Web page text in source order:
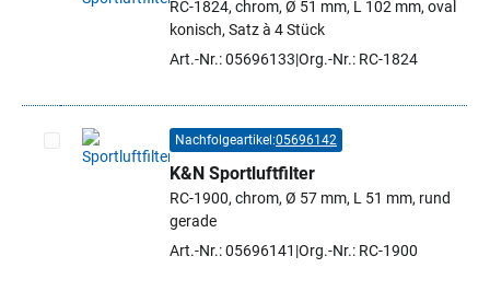
Artikel auswählen
RC-1824, chrom, Ø 51 mm, L 102 mm, oval
konisch, Satz à 4 Stück
Art.-Nr.: 05696133 Org.-Nr.: RC-1824
Artikel auswählen
Nachfolgeartikel:05696142
K&N Sportluftfilter
RC-1900, chrom, Ø 57 mm, L 51 mm, rund
gerade
Art.-Nr.: 05696141 Org.-Nr.: RC-1900